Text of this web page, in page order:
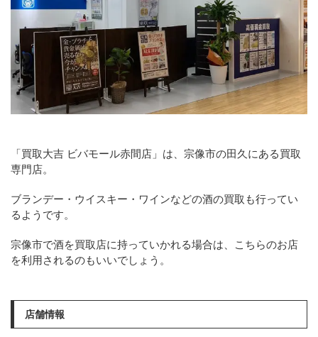
「買取大吉 ビバモール赤間店」は、宗像市の田久にある買取
専門店。
ブランデー・ウイスキー・ワインなどの酒の買取も行ってい
るようです。
宗像市で酒を買取店に持っていかれる場合は、こちらのお店
を利用されるのもいいでしょう。
店舗情報